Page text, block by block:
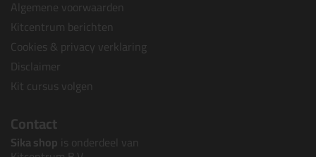
Algemene voorwaarden
Kitcentrum berichten
Cookies & privacy verklaring
Disclaimer
Kit cursus volgen
Contact
Sika shop is onderdeel van